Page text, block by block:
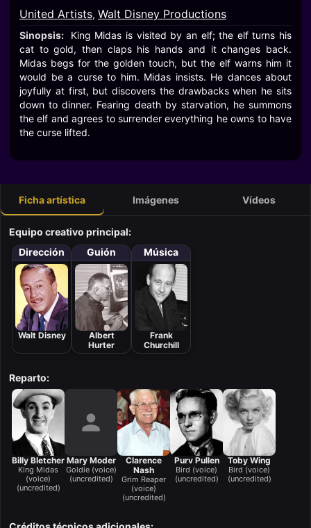
United Artists, Walt Disney Productions
Sinopsis:
King Midas is visited by an elf; the elf turns his
cat to gold, then claps his hands and it changes back.
Midas begs for the golden touch, but the elf warns him it
would be a curse to him. Midas insists. He dances about
joyfully at first, but discovers the drawbacks when he sits
down to dinner. Fearing death by starvation, he summons
the elf and agrees to surrender everything he owns to have
the curse lifted.
Ficha artística Imágenes Vídeos
Equipo creativo principal:
Dirección
Walt Disney
Guión
Albert
Hurter
Música
Frank
Churchill
Reparto:
Billy Bletcher
King Midas
(voice)
(uncredited)
Mary Moder
Goldie (voice)
(uncredited)
Clarence
Nash
Grim Reaper
(voice)
(uncredited)
Purv Pullen
Bird (voice)
(uncredited)
Toby Wing
Bird (voice)
(uncredited)